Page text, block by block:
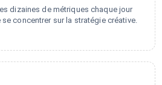
dizaines de métriques chaque jour
concentrer sur la stratégie créative.